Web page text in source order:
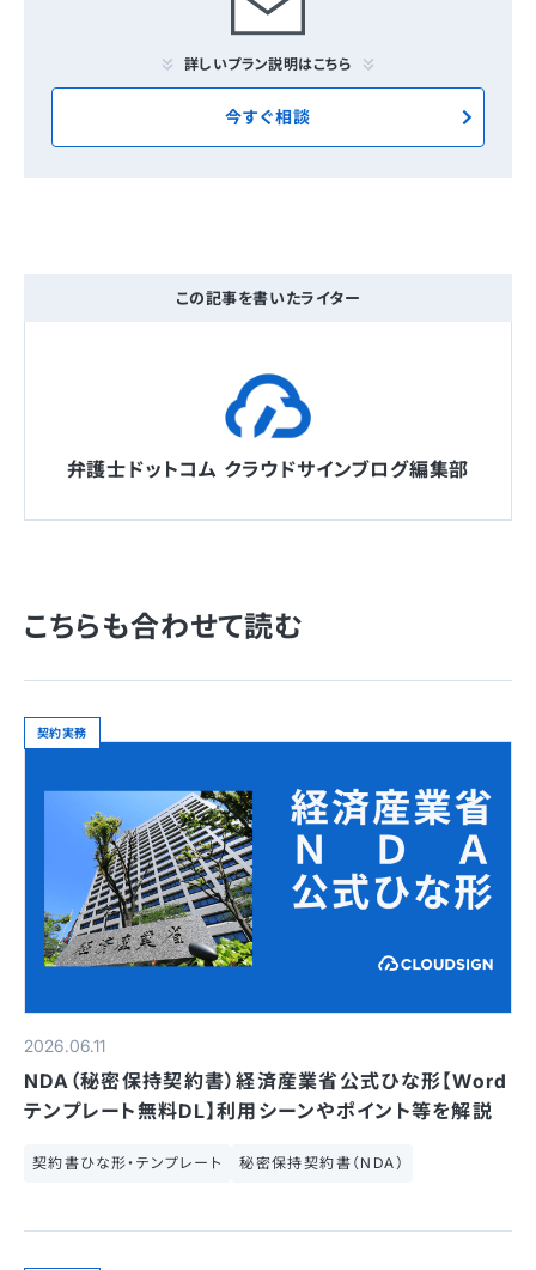
詳しいプラン説明はこちら
今すぐ相談
この記事を書いたライター
弁護士ドットコム クラウドサインブログ編集部
こちらも合わせて読む
契約実務
2026.06.11
NDA（秘密保持契約書）経済産業省公式ひな形【Word
テンプレート無料DL】利用シーンやポイント等を解説
契約書ひな形・テンプレート 秘密保持契約書（NDA）